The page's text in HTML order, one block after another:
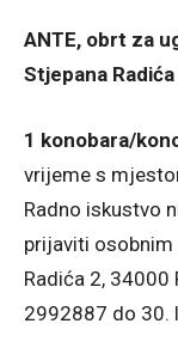
ANTE, obrt za
Stjepana Radića
1 konobara/
vrijeme s
Radno iskustvo
prijaviti osobnim
Radića 2, 34000
2992887 do 30.